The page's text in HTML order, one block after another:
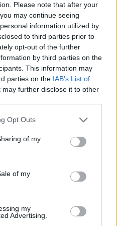
Please note that after your
may continue seeing
information utilized by
to third parties prior to
opt-out of the further
by third parties on the
This information may
parties on the IAB’s List of
may further disclose it to other
Opt Outs
of my
of my
my
Advertising.
για την
ενέργειας σε
το χρειάζονται
ανέκτησαν το
τους εντελώς,
εκείνοι που τρέχουν
τρέχουν πολύ
– δεν θα
αποτελέσματα.
μαραθώνιος